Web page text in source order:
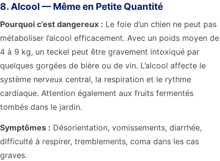
8. Alcool — Même en Petite Quantité
Pourquoi c’est dangereux : Le foie d’un chien ne peut pas
métaboliser l’alcool efficacement. Avec un poids moyen de
4 à 9 kg, un teckel peut être gravement intoxiqué par
quelques gorgées de bière ou de vin. L’alcool affecte le
système nerveux central, la respiration et le rythme
cardiaque. Attention également aux fruits fermentés
tombés dans le jardin.
Symptômes : Désorientation, vomissements, diarrhée,
difficulté à respirer, tremblements, coma dans les cas
graves.